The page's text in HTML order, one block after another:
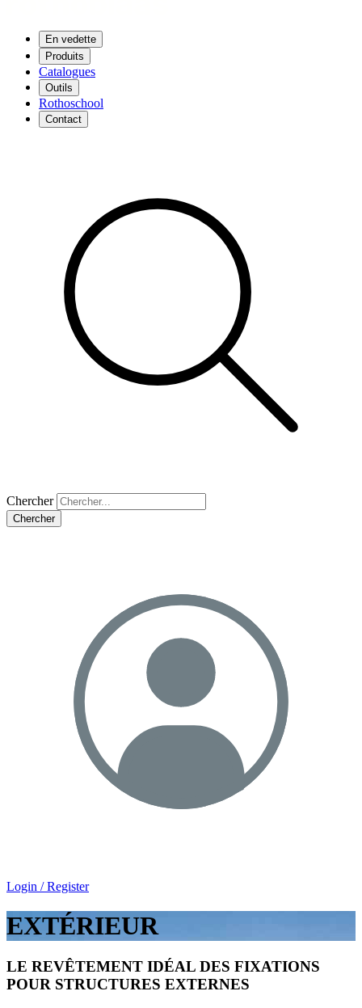
En vedette
Produits
Catalogues
Outils
Rothoschool
Contact
Chercher
Chercher
Login / Register
EXTÉRIEUR
LE REVÊTEMENT IDÉAL DES FIXATIONS
POUR STRUCTURES EXTERNES